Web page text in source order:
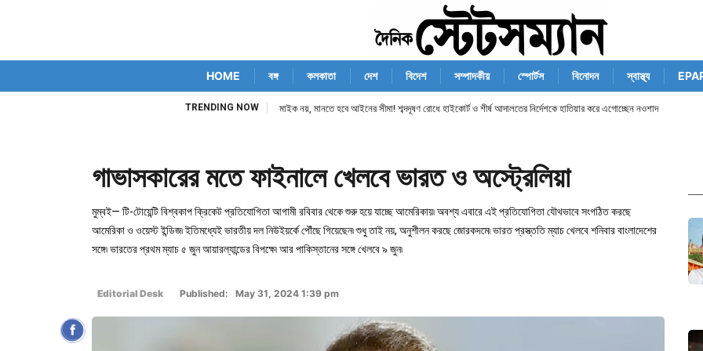
HOME বঙ্গ কলকাতা দেশ বিদেশ সম্পাদকীয় স্পোর্টস বিনোদন স্বাস্থ্য
TRENDING NOW মাইক নয়, মানতে হবে আইনের সীমা! শব্দদূষণ রোধে হাইকোর্ট ও শীর্ষ আদালতের নির্দেশকে হাতিয়ার করে এগোচ্ছেন নওশাদ
গাভাসকারের মতে ফাইনালে খেলবে ভারত ও অস্ট্রেলিয়া
মুম্বই— টি-টোয়েন্টি বিশ্বকাপ ক্রিকেট প্রতিযোগিতা আগামী রবিবার থেকে শুরু হয়ে যাচ্ছে আমেরিকায়৷ অবশ্য এবারে এই প্রতিযোগিতা যৌথভাবে সংগঠিত করছে
আমেরিকা ও ওয়েস্ট ইন্ডিজ৷ ইতিমধ্যেই ভারতীয় দল নিউইয়র্কে পৌঁছে গিয়েছেন৷ শুধু তাই নয়, অনুশীলন করছে জোরকদমে৷ ভারত প্রস্ত্ততি ম্যাচ খেলবে শনিবার বাংলাদেশের
সঙ্গে৷ ভারতের প্রথম ম্যাচ ৫ জুন আয়ারল্যান্ডের বিপক্ষে৷ আর পাকিস্তানের সঙ্গে খেলবে ৯ জুন৷
Editorial Desk Published: May 31, 2024 1:39 pm